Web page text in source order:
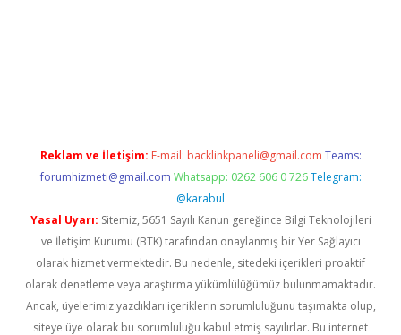
Reklam ve İletişim: E-mail: backlinkpaneli@gmail.com Teams:
forumhizmeti@gmail.com Whatsapp: 0262 606 0 726 Telegram:
@karabul
Yasal Uyarı: Sitemiz, 5651 Sayılı Kanun gereğince Bilgi Teknolojileri
ve İletişim Kurumu (BTK) tarafından onaylanmış bir Yer Sağlayıcı
olarak hizmet vermektedir. Bu nedenle, sitedeki içerikleri proaktif
olarak denetleme veya araştırma yükümlülüğümüz bulunmamaktadır.
Ancak, üyelerimiz yazdıkları içeriklerin sorumluluğunu taşımakta olup,
siteye üye olarak bu sorumluluğu kabul etmiş sayılırlar. Bu internet